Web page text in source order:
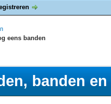
eens banden
banden